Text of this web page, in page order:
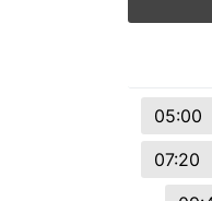
© 2026 Viva City Serviços
05:00
07:20